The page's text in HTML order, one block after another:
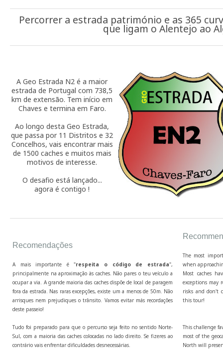
Percorrer a estrada património e as 365
que ligam o Alentejo ao
A Geo Estrada N2 é a maior
estrada de Portugal com 738,5
km de extensão. Tem início em
Chaves e termina em Faro.
Ao longo desta Geo Estrada,
que passa por 11 Distritos e 32
Concelhos, vais encontrar mais
de 1500 caches e muitos mais
motivos de interesse.
O desafio está lançado...
agora é contigo !
Recomendações
A mais importante é "respeita o código de estrada",
principalmente na aproximação às caches. Não pares o teu veículo a
ocupar a via. A grande maioria das caches dispõe de local de paragem
fora da estrada. Nas raras excepções, existe um a menos de 50m. Não
arrisques nem prejudiques o trânsito. Vamos evitar más recordações
deste passeio!
Tudo foi preparado para que o percurso seja feito no sentido Norte-
Sul, com a maioria das caches colocadas no lado direito. Se fizeres ao
contrário vais enfrentar dificuldades desnecessárias.
The most
when
Most caches
exceptions
risks and don't
this tour!
This challenge
most of the
North will